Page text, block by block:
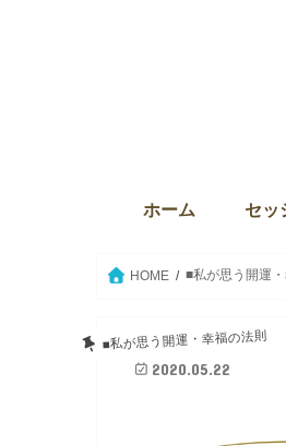
ホーム セッ
HOME ■私が思う開運・
■私が思う開運・幸福の法則
2020.05.22